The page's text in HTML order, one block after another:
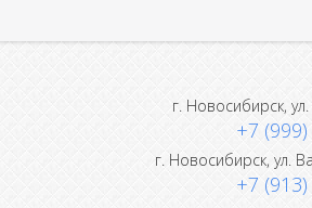
г. Новосибирск,
+7
г. Новосибирск, ул.
+7